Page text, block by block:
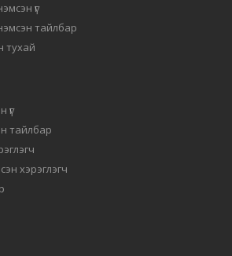
үг
тайлбар
тухай
үг
тайлбар
хэрэглэгч